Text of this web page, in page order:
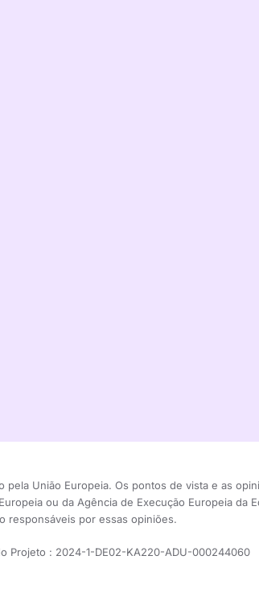
pela União Europeia. Os pontos de vista e as
ou da Agência de Execução Europeia da
responsáveis por essas opiniões.
Projeto : 2024-1-DE02-KA220-ADU-000244060